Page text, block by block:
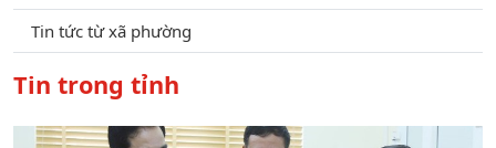
Tin tức từ xã phường
Tin trong tỉnh